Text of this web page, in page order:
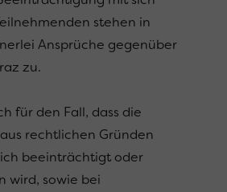
stehen in
Ansprüche gegenüber
zu.
für den Fall, dass die
rechtlichen Gründen
beeinträchtigt oder
wird, sowie bei